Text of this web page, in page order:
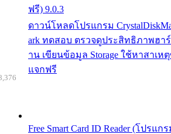
ฟรี) 9.0.3
ดาวน์โหลดโปรแกรม
ark ทดสอบ ตรวจดูประสิทธิภาพฮา
าน เขียนข้อมูล Storage ใช้หาสาเหตุ
แจกฟรี
Free Smart Card ID Reader (โปร